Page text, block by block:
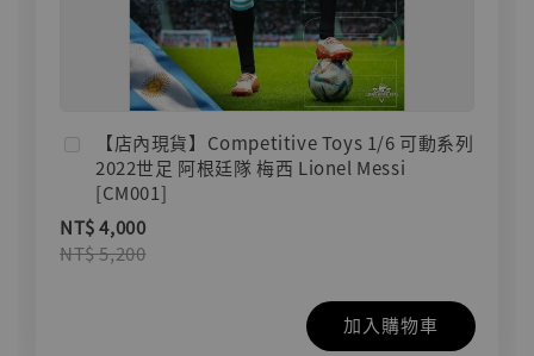
【店內現貨】Competitive Toys 1/6 可動系列
2022世足 阿根廷隊 梅西 Lionel Messi
[CM001]
NT$ 4,000
NT$ 5,200
加入購物車